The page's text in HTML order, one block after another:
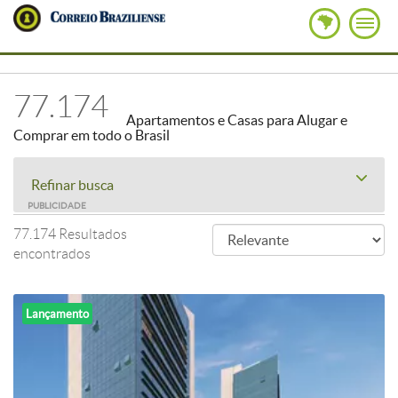
77.174
Apartamentos e Casas para Alugar e
Comprar em todo o Brasil
Refinar busca
PUBLICIDADE
77.174 Resultados
encontrados
Lançamento